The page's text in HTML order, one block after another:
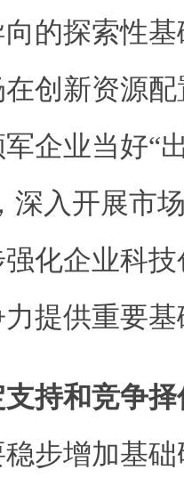
的探索性
创新资源
企业当好“
深入开展市
化企业科
提供重要
持和竞争
步增加基